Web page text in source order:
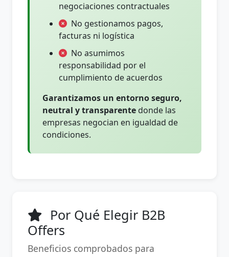
negociaciones contractuales
No gestionamos pagos,
facturas ni logística
No asumimos
responsabilidad por el
cumplimiento de acuerdos
Garantizamos un entorno seguro,
neutral y transparente donde las
empresas negocian en igualdad de
condiciones.
Por Qué Elegir B2B
Offers
Beneficios comprobados para